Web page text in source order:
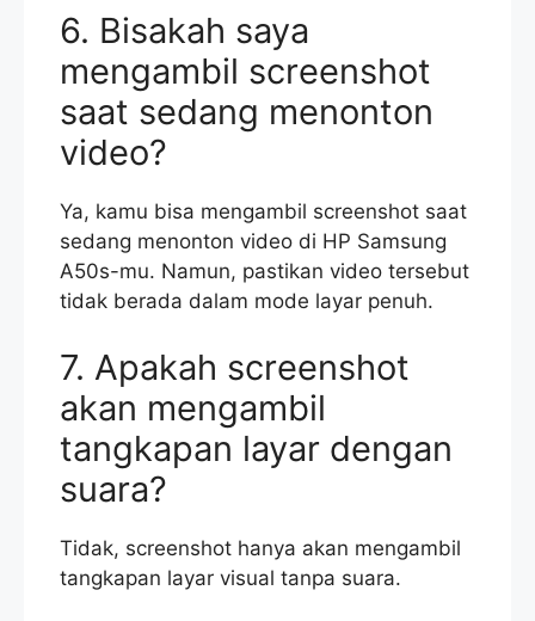
6. Bisakah saya
mengambil screenshot
saat sedang menonton
video?
Ya, kamu bisa mengambil screenshot saat
sedang menonton video di HP Samsung
A50s-mu. Namun, pastikan video tersebut
tidak berada dalam mode layar penuh.
7. Apakah screenshot
akan mengambil
tangkapan layar dengan
suara?
Tidak, screenshot hanya akan mengambil
tangkapan layar visual tanpa suara.